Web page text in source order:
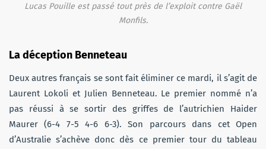
Lucas Pouille est passé tout près de l’exploit contre Gaël
Monfils.
La déception Benneteau
Deux autres français se sont fait éliminer ce mardi, il s’agit de
Laurent Lokoli et Julien Benneteau. Le premier nommé n’a
pas réussi à se sortir des griffes de l’autrichien Haider
Maurer (6-4 7-5 4-6 6-3). Son parcours dans cet Open
d’Australie s’achève donc dès ce premier tour du tableau